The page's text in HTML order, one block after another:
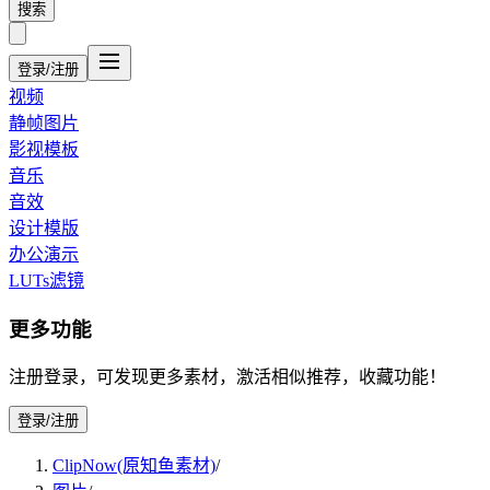
搜索
登录/注册
视频
静帧图片
影视模板
音乐
音效
设计模版
办公演示
LUTs滤镜
更多功能
注册登录，可发现更多素材，激活相似推荐，收藏功能！
登录/注册
ClipNow(原知鱼素材)/